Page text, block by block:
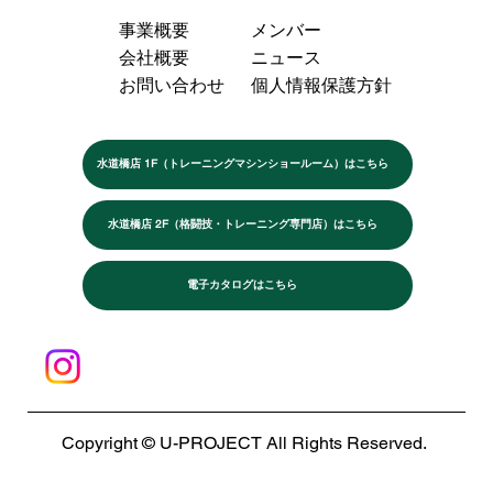
水道橋店 1F（トレーニングマシンショールーム）はこちら
水道橋店 2F（格闘技・トレーニング専門店）はこちら
電子カタログはこちら
事業概要
メンバー
会社概要
ニュース
お問い合わせ
個人情報保護方針
Copyright © U-PROJECT All Rights Reserved.